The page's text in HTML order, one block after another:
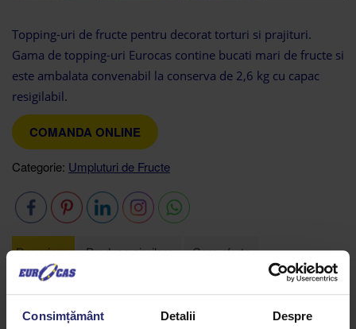
Consimțământ Detalii Despre
Topping-uri de fructe pentru decorat torturi si prajituri.
Gama de topping-uri Eurocas contine bucati mari de fructe si
este ambalata convenabil la conserva de 2,6 kg cu capac
resigilabil.
COMANDA ONLINE
Categorie: Umpluturi de Fructe
Descriere Produse similare Cere oferta
Descriere